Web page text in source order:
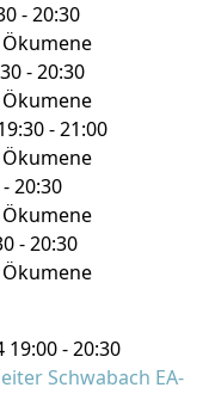
- 20:30
- 20:30
- 21:00
20:30
- 20:30
- 20:30
Schwabach EA-